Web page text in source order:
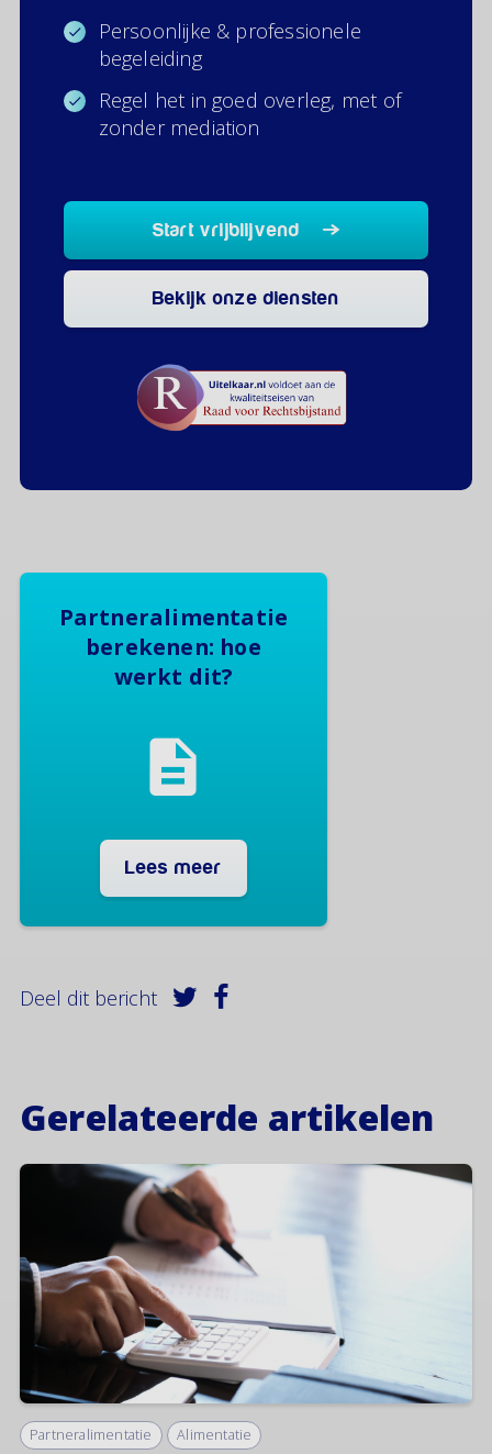
Persoonlijke & professionele
begeleiding
Regel het in goed overleg, met of
zonder mediation
Start vrijblijvend
Bekijk onze diensten
Partneralimentatie
berekenen: hoe
werkt dit?
Lees meer
Deel dit bericht
Gerelateerde artikelen
Partneralimentatie Alimentatie